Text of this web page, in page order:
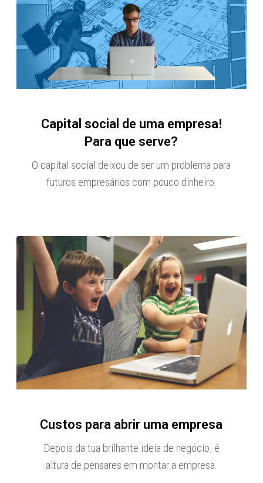
Capital social de uma empresa!
Para que serve?
O capital social deixou de ser um problema para
futuros empresários com pouco dinheiro.
Custos para abrir uma empresa
Depois da tua brilhante ideia de negócio, é
altura de pensares em montar a empresa.